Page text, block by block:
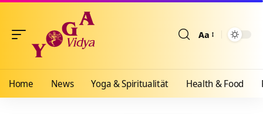
Aa
Home News Yoga & Spiritualität Health & Food